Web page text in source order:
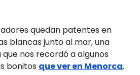
quedan patentes en
blancas junto al mar, una
nos recordó a algunos
bonitos que ver en Menorca.